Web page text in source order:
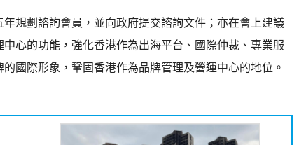
規劃諮詢會員，並向政府提交諮詢文件；亦在會上建議
心的功能，強化香港作為出海平台、國際仲裁、專業服
國際形象，鞏固香港作為品牌管理及營運中心的地位。